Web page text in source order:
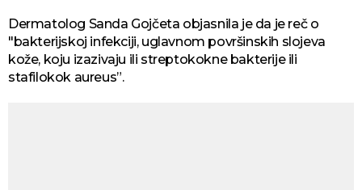
Dermatolog Sanda Gojčeta objasnila je da je reč o
"bakterijskoj infekciji, uglavnom površinskih slojeva
kože, koju izazivaju ili streptokokne bakterije ili
stafilokok aureus”.